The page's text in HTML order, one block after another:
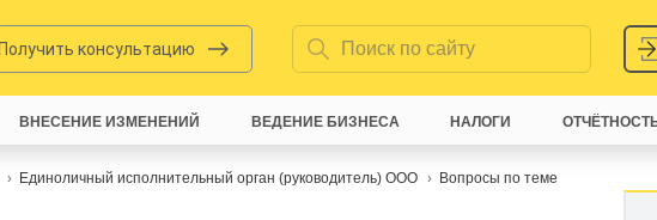
консультацию
Единоличный исполнительный орган (руководитель) ООО Вопросы по теме
ВНЕСЕНИЕ ИЗМЕНЕНИЙ ВЕДЕНИЕ БИЗНЕСА НАЛОГИ